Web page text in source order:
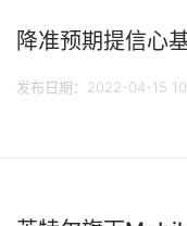
降准预期提信心
发布日期：2022-04-15